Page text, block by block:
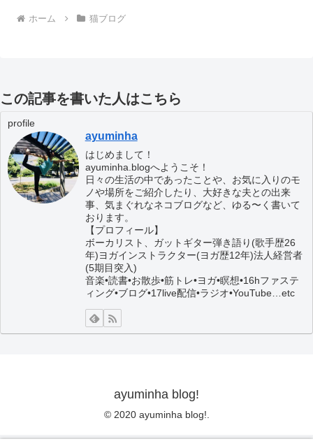
ホーム 猫ブログ
この記事を書いた人はこちら
profile
ayuminha
はじめまして！
ayuminha.blogへようこそ！
日々の生活の中であったことや、お気に入りのモ
ノや場所をご紹介したり、大好きな夫との出来
事、気まぐれなネコブログなど、ゆる〜く書いて
おります。
【プロフィール】
ボーカリスト、ガットギター弾き語り(歌手歴26
年)ヨガインストラクター(ヨガ歴12年)法人経営者
(5期目突入)
音楽•読書•お散歩•筋トレ•ヨガ•瞑想•16hファステ
ィング•ブログ•17live配信•ラジオ•YouTube…etc
ayuminha blog!
© 2020 ayuminha blog!.